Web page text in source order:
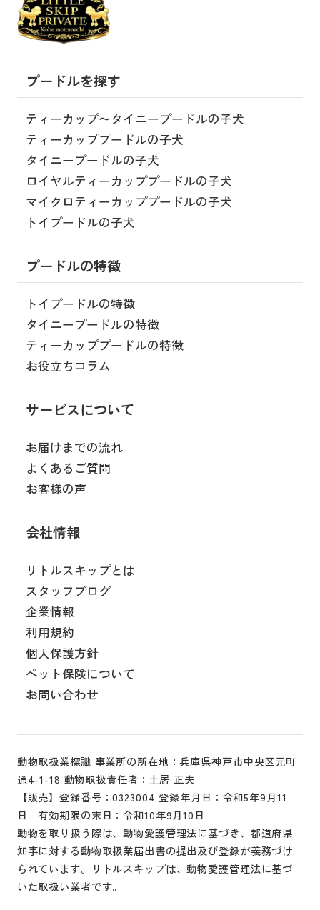
プードルを探す
ティーカップ〜タイニープードルの子犬
ティーカッププードルの子犬
タイニープードルの子犬
ロイヤルティーカッププードルの子犬
マイクロティーカッププードルの子犬
トイプードルの子犬
プードルの特徴
トイプードルの特徴
タイニープードルの特徴
ティーカッププードルの特徴
お役立ちコラム
サービスについて
お届けまでの流れ
よくあるご質問
お客様の声
会社情報
リトルスキップとは
スタッフブログ
企業情報
利用規約
個人保護方針
ペット保険について
お問い合わせ
動物取扱業標識 事業所の所在地：兵庫県神戸市中央区元町
通4-1-18 動物取扱責任者：土居 正夫
【販売】登録番号：0323004 登録年月日：令和5年9月11
日 有効期限の末日：令和10年9月10日
動物を取り扱う際は、動物愛護管理法に基づき、都道府県
知事に対する動物取扱業届出書の提出及び登録が義務づけ
られています。リトルスキップは、動物愛護管理法に基づ
いた取扱い業者です。